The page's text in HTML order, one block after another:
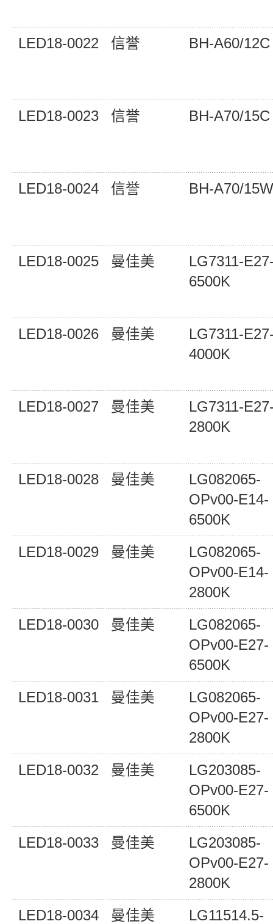
LED18-0022 信誉 BH-A60/12C
LED18-0023 信誉 BH-A70/15C
LED18-0024 信誉 BH-A70/15W
LED18-0025 曼佳美
LG7311-
6500K
LED18-0026 曼佳美
LG7311-
4000K
LED18-0027 曼佳美
LG7311-
2800K
LED18-0028 曼佳美
LG082065-
OPv00-E14-
6500K
LED18-0029 曼佳美
LG082065-
OPv00-E14-
2800K
LED18-0030 曼佳美
LG082065-
OPv00-E27-
6500K
LED18-0031 曼佳美
LG082065-
OPv00-E27-
2800K
LED18-0032 曼佳美
LG203085-
OPv00-E27-
6500K
LED18-0033 曼佳美
LG203085-
OPv00-E27-
2800K
LED18-0034 曼佳美
LG11514.5-